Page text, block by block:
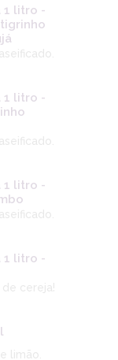
1 litro -
1 litro -
1 litro -
1 litro -
cereja!